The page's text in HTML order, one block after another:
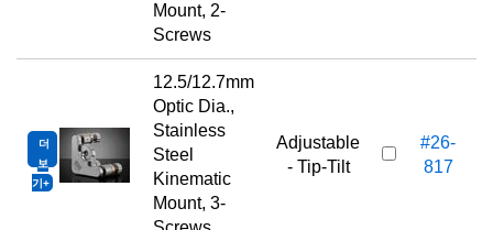
Mount, 2-
Screws
더
보
기
12.5/12.7mm
Optic Dia.,
Stainless
Steel
Kinematic
Mount, 3-
Adjustable
- Tip-Tilt
#26-
817